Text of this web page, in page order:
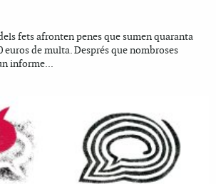
fets afronten penes que sumen quaranta
euros de multa. Després que nombroses
informe...